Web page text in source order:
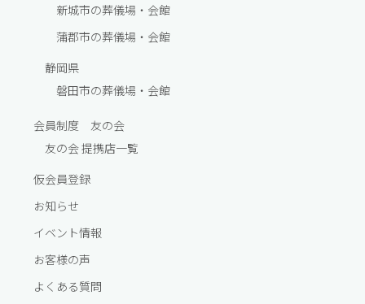
新城市の葬儀場・会館
蒲郡市の葬儀場・会館
静岡県
磐田市の葬儀場・会館
会員制度 友の会
友の会 提携店一覧
仮会員登録
お知らせ
イベント情報
お客様の声
よくある質問